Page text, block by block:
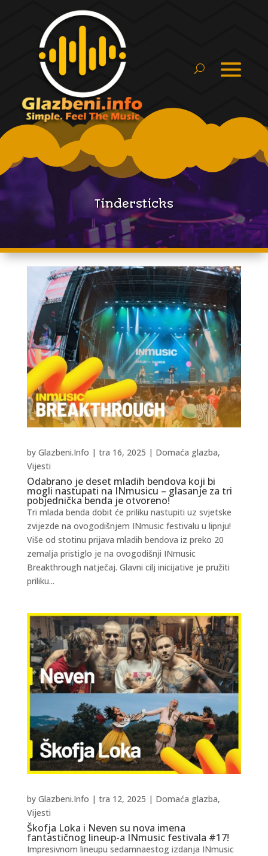
Tindersticks
Odabrano je deset mladih bendova koji bi
mogli nastupati na INmusicu – glasanje za tri
pobjednička benda je otvoreno!
by Glazbeni.Info | tra 16, 2025 | Domaća glazba,
Vijesti
Tri mlada benda dobit će priliku nastupiti uz svjetske
zvijezde na ovogodišnjem INmusic festivalu u lipnju!
Više od stotinu prijava mladih bendova iz preko 20
zemalja pristiglo je na ovogodišnji INmusic
Breakthrough natječaj. Glavni cilj inicijative je pružiti
priliku...
Škofja Loka i Neven su nova imena
fantastičnog lineup-a INmusic festivala #17!
by Glazbeni.Info | tra 12, 2025 | Domaća glazba,
Vijesti
Impresivnom lineupu sedamnaestog izdanja INmusic